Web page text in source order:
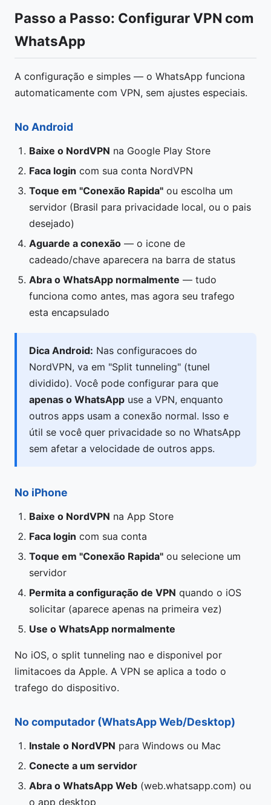
Passo a Passo: Configurar VPN com
WhatsApp
A configuração e simples — o WhatsApp funciona
automaticamente com VPN, sem ajustes especiais.
No Android
Baixe o NordVPN na Google Play Store
Faca login com sua conta NordVPN
Toque em "Conexão Rapida" ou escolha um
servidor (Brasil para privacidade local, ou o pais
desejado)
Aguarde a conexão — o icone de
cadeado/chave aparecera na barra de status
Abra o WhatsApp normalmente — tudo
funciona como antes, mas agora seu trafego
esta encapsulado
Dica Android: Nas configuracoes do
NordVPN, va em "Split tunneling" (tunel
dividido). Você pode configurar para que
apenas o WhatsApp use a VPN, enquanto
outros apps usam a conexão normal. Isso e
útil se você quer privacidade so no WhatsApp
sem afetar a velocidade de outros apps.
No iPhone
Baixe o NordVPN na App Store
Faca login com sua conta
Toque em "Conexão Rapida" ou selecione um
servidor
Permita a configuração de VPN quando o iOS
solicitar (aparece apenas na primeira vez)
Use o WhatsApp normalmente
No iOS, o split tunneling nao e disponivel por
limitacoes da Apple. A VPN se aplica a todo o
trafego do dispositivo.
No computador (WhatsApp Web/Desktop)
Instale o NordVPN para Windows ou Mac
Conecte a um servidor
Abra o WhatsApp Web (web.whatsapp.com) ou
o app desktop